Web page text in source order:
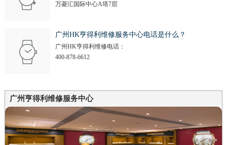
万菱汇国际中心A塔7层
广州HK亨得利维修服务中心电话是什么？
广州HK亨得利维修电话：
400-878-6612
广州亨得利维修服务中心